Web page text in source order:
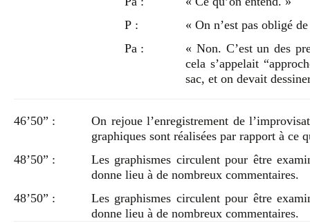
P :
« On n’est pas obligé
Pa :
« Non. C’est un des
cela s’appelait
sac, et on devait
46’50” :
On rejoue l’enregistrement de
graphiques sont réalisées par rapport à ce
48’50” :
Les graphismes circulent pour être
donne lieu à de nombreux commentaires.
48’50” :
Les graphismes circulent pour être
donne lieu à de nombreux commentaires.